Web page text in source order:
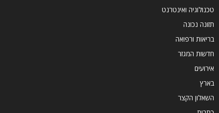
טכנולוגיה ואינטרנט
תזונה נכונה
בריאות ורפואה
חדשות המגזר
אירועים
בארץ
השאלון הקצר